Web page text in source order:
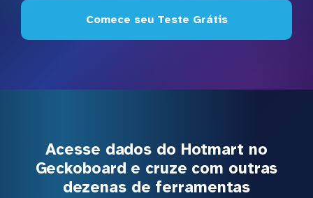
Comece seu Teste Grátis
Acesse dados do Hotmart no
Geckoboard e cruze com outras
dezenas de ferramentas